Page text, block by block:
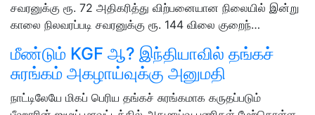
சவரனுக்கு ரூ. 72 அதிகரித்து விற்பனையான நிலையில் இன்று
காலை நிலவரப்படி சவரனுக்கு ரூ. 144 விலை குறைந்…
மீண்டும் KGF ஆ? இந்தியாவில் தங்கச்
சுரங்கம் அகழாய்வுக்கு அனுமதி
நாட்டிலேயே மிகப் பெரிய தங்கச் சுரங்கமாக கருதப்படும்